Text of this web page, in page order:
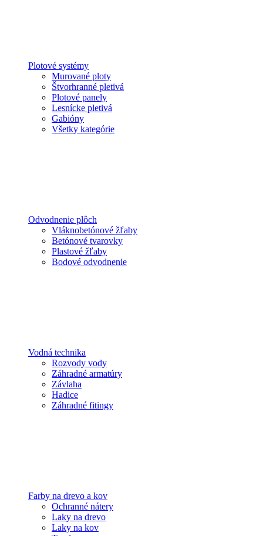
Plotové systémy
Murované ploty
Štvorhranné pletivá
Plotové panely
Lesnícke pletivá
Gabióny
Všetky kategórie
Odvodnenie plôch
Vláknobetónové žľaby
Betónové tvarovky
Plastové žľaby
Bodové odvodnenie
Vodná technika
Rozvody vody
Záhradné armatúry
Závlaha
Hadice
Záhradné fitingy
Farby na drevo a kov
Ochranné nátery
Laky na drevo
Laky na kov